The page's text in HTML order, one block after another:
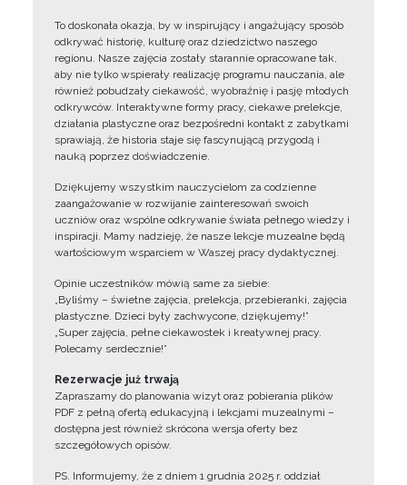
To doskonała okazja, by w inspirujący i angażujący sposób
odkrywać historię, kulturę oraz dziedzictwo naszego
regionu. Nasze zajęcia zostały starannie opracowane tak,
aby nie tylko wspierały realizację programu nauczania, ale
również pobudzały ciekawość, wyobraźnię i pasję młodych
odkrywców. Interaktywne formy pracy, ciekawe prelekcje,
działania plastyczne oraz bezpośredni kontakt z zabytkami
sprawiają, że historia staje się fascynującą przygodą i
nauką poprzez doświadczenie.
Dziękujemy wszystkim nauczycielom za codzienne
zaangażowanie w rozwijanie zainteresowań swoich
uczniów oraz wspólne odkrywanie świata pełnego wiedzy i
inspiracji. Mamy nadzieję, że nasze lekcje muzealne będą
wartościowym wsparciem w Waszej pracy dydaktycznej.
Opinie uczestników mówią same za siebie:
„Byliśmy – świetne zajęcia, prelekcja, przebieranki, zajęcia
plastyczne. Dzieci były zachwycone, dziękujemy!”
„Super zajęcia, pełne ciekawostek i kreatywnej pracy.
Polecamy serdecznie!”
Rezerwacje już trwają
Zapraszamy do planowania wizyt oraz pobierania plików
PDF z pełną ofertą edukacyjną i lekcjami muzealnymi –
dostępna jest również skrócona wersja oferty bez
szczegółowych opisów.
PS. Informujemy, że z dniem 1 grudnia 2025 r. oddział